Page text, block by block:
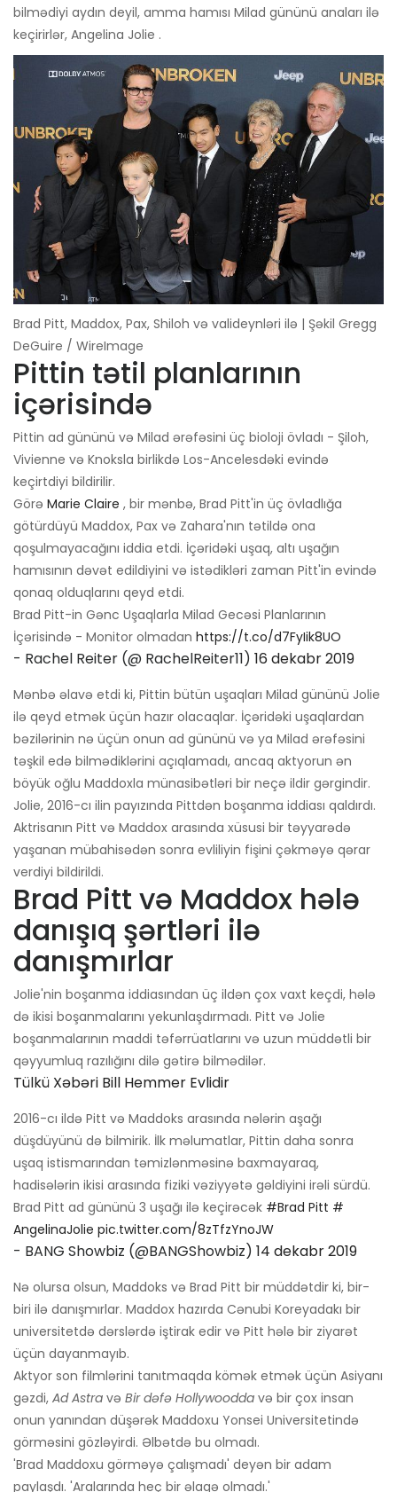
bilmədiyi aydın deyil, amma hamısı Milad gününü anaları ilə
keçirirlər, Angelina Jolie .
Brad Pitt, Maddox, Pax, Shiloh və valideynləri ilə | Şəkil Gregg
DeGuire / WireImage
Pittin tətil planlarının
içərisində
Pittin ad gününü və Milad ərəfəsini üç bioloji övladı - Şiloh,
Vivienne və Knoksla birlikdə Los-Ancelesdəki evində
keçirtdiyi bildirilir.
Görə Marie Claire , bir mənbə, Brad Pitt'in üç övladlığa
götürdüyü Maddox, Pax və Zahara'nın tətildə ona
qoşulmayacağını iddia etdi. İçəridəki uşaq, altı uşağın
hamısının dəvət edildiyini və istədikləri zaman Pitt'in evində
qonaq olduqlarını qeyd etdi.
Brad Pitt-in Gənc Uşaqlarla Milad Gecəsi Planlarının
İçərisində - Monitor olmadan https://t.co/d7FyIik8UO
- Rachel Reiter (@ RachelReiter11) 16 dekabr 2019
Mənbə əlavə etdi ki, Pittin bütün uşaqları Milad gününü Jolie
ilə qeyd etmək üçün hazır olacaqlar. İçəridəki uşaqlardan
bəzilərinin nə üçün onun ad gününü və ya Milad ərəfəsini
təşkil edə bilmədiklərini açıqlamadı, ancaq aktyorun ən
böyük oğlu Maddoxla münasibətləri bir neçə ildir gərgindir.
Jolie, 2016-cı ilin payızında Pittdən boşanma iddiası qaldırdı.
Aktrisanın Pitt və Maddox arasında xüsusi bir təyyarədə
yaşanan mübahisədən sonra evliliyin fişini çəkməyə qərar
verdiyi bildirildi.
Brad Pitt və Maddox hələ
danışıq şərtləri ilə
danışmırlar
Jolie'nin boşanma iddiasından üç ildən çox vaxt keçdi, hələ
də ikisi boşanmalarını yekunlaşdırmadı. Pitt və Jolie
boşanmalarının maddi təfərrüatlarını və uzun müddətli bir
qəyyumluq razılığını dilə gətirə bilmədilər.
Tülkü Xəbəri Bill Hemmer Evlidir
2016-cı ildə Pitt və Maddoks arasında nələrin aşağı
düşdüyünü də bilmirik. İlk məlumatlar, Pittin daha sonra
uşaq istismarından təmizlənməsinə baxmayaraq,
hadisələrin ikisi arasında fiziki vəziyyətə gəldiyini irəli sürdü.
Brad Pitt ad gününü 3 uşağı ilə keçirəcək #Brad Pitt #
AngelinaJolie pic.twitter.com/8zTfzYnoJW
- BANG Showbiz (@BANGShowbiz) 14 dekabr 2019
Nə olursa olsun, Maddoks və Brad Pitt bir müddətdir ki, bir-
biri ilə danışmırlar. Maddox hazırda Cənubi Koreyadakı bir
universitetdə dərslərdə iştirak edir və Pitt hələ bir ziyarət
üçün dayanmayıb.
Aktyor son filmlərini tanıtmaqda kömək etmək üçün Asiyanı
gəzdi, Ad Astra və Bir dəfə Hollywoodda və bir çox insan
onun yanından düşərək Maddoxu Yonsei Universitetində
görməsini gözləyirdi. Əlbətdə bu olmadı.
'Brad Maddoxu görməyə çalışmadı' deyən bir adam
paylaşdı. 'Aralarında heç bir əlaqə olmadı.'